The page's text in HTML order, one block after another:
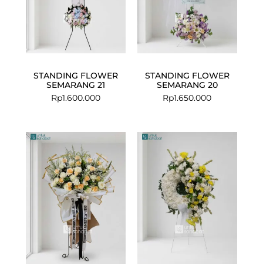
STANDING FLOWER
SEMARANG 21
Rp1.600.000
STANDING FLOWER
SEMARANG 20
Rp1.650.000